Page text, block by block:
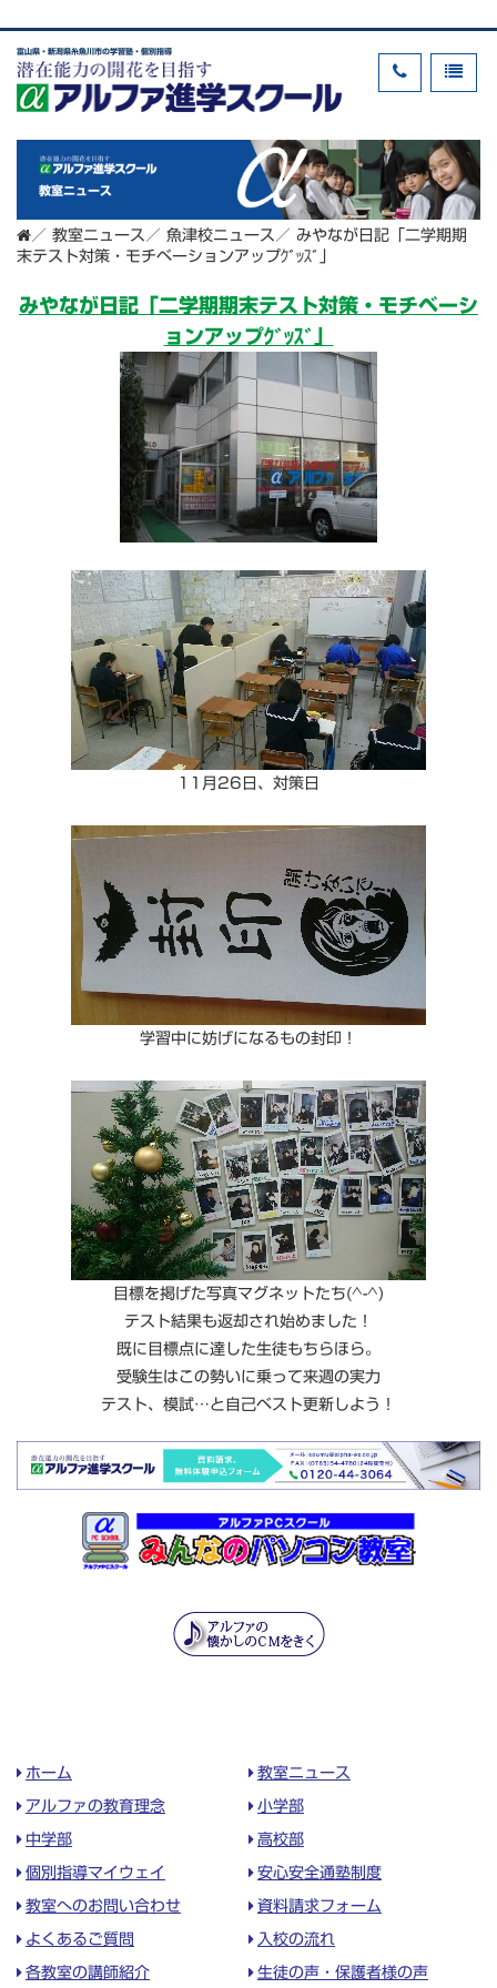
富山県・新潟県糸魚川市の学習塾・個別指導
教室ニュース
／ 教室ニュース ／ 魚津校ニュース ／ みやなが日記「二学期期
末テスト対策・モチベーションアップｸﾞｯｽﾞ」
みやなが日記「二学期期末テスト対策・モチベーシ
ョンアップｸﾞｯｽﾞ」
11月26日、対策日
学習中に妨げになるもの封印！
目標を掲げた写真マグネットたち(^-^)
テスト結果も返却され始めました！
既に目標点に達した生徒もちらほら。
受験生はこの勢いに乗って来週の実力
テスト、模試…と自己ベスト更新しよう！
ホーム 教室ニュース
アルファの教育理念 小学部
中学部 高校部
個別指導マイウェイ 安心安全通塾制度
教室へのお問い合わせ 資料請求フォーム
よくあるご質問 入校の流れ
各教室の講師紹介 生徒の声・保護者様の声